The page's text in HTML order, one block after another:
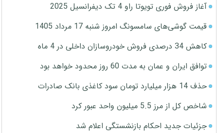
آغاز فروش فوری تویوتا راو 4 تک دیفرانسیل 2025
قیمت گوشی‌های سامسونگ امروز شنبه 17 مرداد 1405
کاهش 34 درصدی فروش خودروسازان داخلی در 4 ماه
توافق ایران و عمان به مدت 60 روز محدود خواهد بود
حذف 14 هزار میلیارد تومان سود کاغذی بانک صادرات
شاخص کل از مرز 5.5 میلیون واحد عبور کرد
جزئیات جدید احکام بازنشستگی اعلام شد